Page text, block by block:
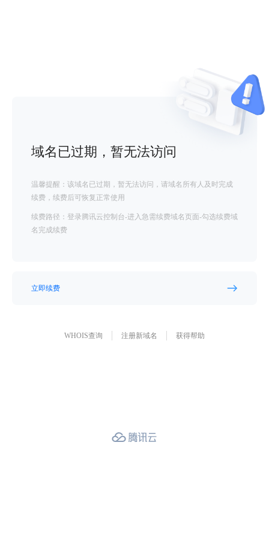
域名已过期，暂无法访问
温馨提醒：该域名已过期，暂无法访问，请域名所有人及时完成
续费，续费后可恢复正常使用
续费路径：登录腾讯云控制台-进入急需续费域名页面-勾选续费域
名完成续费
立即续费
WHOIS查询 注册新域名 获得帮助